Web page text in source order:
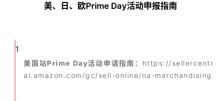
美、日、欧Prime Day活动申报指南
1
美国站Prime Day活动申请指南： https://sellercentr
al.amazon.com/gc/sell-online/na-merchandising